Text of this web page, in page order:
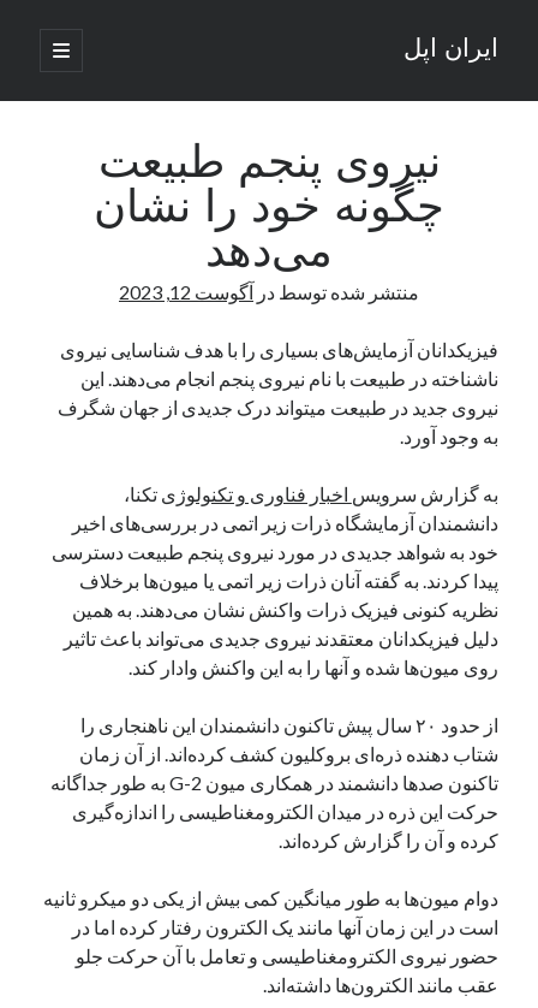
ایران اپل
باز
کردن
اصلی
نوار
نوشته‌های تازه
راه‌های اتصال موبایل و کامپیوتر به یکدیگر: تجربه‌ای یکپارچه و کاربردی
انتقاد کاربران از اتمام زودهنگام بسته‌های اینترنت ایرانسل همزمان با شرایط
ادعای نت‌بلاکس: قطعی اینترنت ایران بیش از 120 ساعت ادامه یافت؛ اتصال
کشور به حدود یک درصد رسید
قطعی اینترنت در ایران از مرز 48 ساعت گذشت!
گوشی HMD Luma با دوربین 50 مگاپیکسل و نمایشگر 120 هرتز رونمایی شد
آخرین دیدگاه‌ها
یک نویسنده دیدگاه وردپرس درتعمیرات تخصصی فیس آیدی
بایگانی‌ها
فوریه 2026
ژانویه 2026
دسامبر 2025
نوامبر 2025
آگوست 2025
ژوئن 2025
می 2025
آوریل 2025
مارس 2025
نیروی پنجم طبیعت
چگونه خود را نشان
می‌دهد
منتشر شده توسط در آگوست 12, 2023
فیزیکدانان آزمایش‌های بسیاری را با هدف شناسایی نیروی
ناشناخته در طبیعت با نام نیروی پنجم انجام می‌دهند. این
نیروی جدید در طبیعت میتواند درک جدیدی از جهان شگرف
به وجود آورد.
به گزارش سرویس اخبار فناوری و تکنولوژی تکنا،
دانشمندان آزمایشگاه ذرات زیر اتمی در بررسی‌های اخیر
خود به شواهد جدیدی در مورد نیروی پنجم طبیعت دسترسی
پیدا کردند. به گفته آنان ذرات زیر اتمی یا میون‌ها برخلاف
نظریه کنونی فیزیک ذرات واکنش نشان می‌دهند. به همین
دلیل فیزیکدانان معتقدند نیروی جدیدی می‌تواند باعث تاثیر
روی میون‌ها شده و آنها را به این واکنش وادار کند.
از حدود ۲۰ سال پیش تاکنون دانشمندان این ناهنجاری را
شتاب دهنده ذره‌ای بروکلیون کشف کرده‌اند. از آن زمان
تاکنون صدها دانشمند در همکاری میون G-2 به طور جداگانه
حرکت این ذره در میدان الکترومغناطیسی را اندازه‌گیری
کرده و آن را گزارش کرده‌اند.
دوام میون‌ها به طور میانگین کمی بیش از یکی دو میکرو ثانیه
است در این زمان آنها مانند یک الکترون رفتار کرده اما در
حضور نیروی الکترومغناطیسی و تعامل با آن حرکت جلو
عقب مانند الکترون‌ها داشته‌اند.